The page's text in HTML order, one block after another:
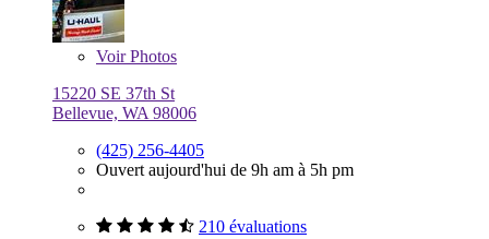
VoirPhotos
15220 SE 37th St
Bellevue, WA 98006
(425) 256-4405
Ouvert aujourd'hui de 9h am à 5h pm
210 évaluations